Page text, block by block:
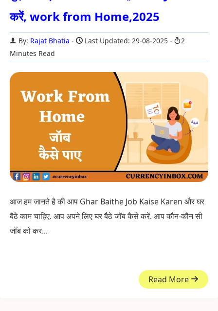
करें, work from Home,2025
By: Rajat Bhatia Last Updated: 29-08-2025
2
Minutes Read
आज हम जानते है की आप Ghar Baithe Job Kaise Karen और घर
बैठे काम चाहिए. आप अपने लिए घर बैठे जॉब कैसे करें. आप कौन-कौन सी
जॉब को कर...
Read More